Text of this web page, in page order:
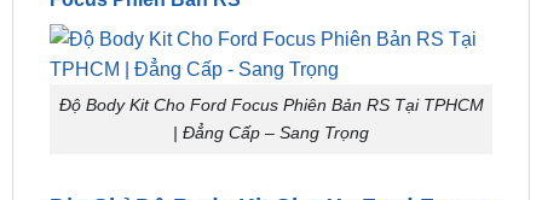
của khách hàng.
Tùy Chọn và Phong Cách Body Kit Ô Tô Ford
Focus Phiên Bản RS